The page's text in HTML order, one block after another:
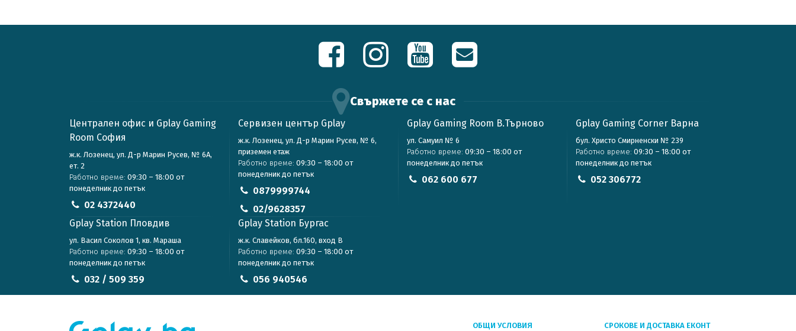
Свържете се с нас
Централен офис и Gplay Gaming
Room София
ж.к. Лозенец, ул. Д-р Марин Русев, № 6А,
ет. 2
Работно време: 09:30 – 18:00 от
понеделник до петък
02 4372440
Сервизен център Gplay
ж.к. Лозенец, ул. Д-р Марин Русев, № 6,
приземен етаж
Работно време: 09:30 – 18:00 от
понеделник до петък
0879999744
02/9628357
Gplay Gaming Room В.Търново
ул. Самуил № 6
Работно време: 09:30 – 18:00 от
понеделник до петък
062 600 677
Gplay Gaming Corner Варна
бул. Христо Смирненски № 239
Работно време: 09:30 – 18:00 от
понеделник до петък
052 306772
Gplay Station Пловдив
ул. Васил Соколов 1, кв. Мараша
Работно време: 09:30 – 18:00 от
понеделник до петък
032 / 509 359
Gplay Station Бургас
ж.к. Славейков, бл.160, вход В
Работно време: 09:30 – 18:00 от
понеделник до петък
056 940546
ОБЩИ УСЛОВИЯ СРОКОВЕ И ДОСТАВКА ЕКОНТ